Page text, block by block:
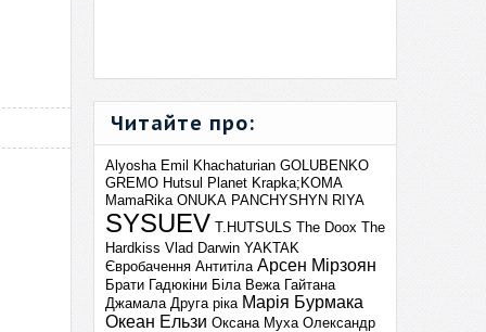
Читайте про:
Alyosha Emil Khachaturian GOLUBENKO
GREMO Hutsul Planet Krapka;KOMA
MamaRika ONUKA PANCHYSHYN RIYA
SYSUEV T.HUTSULS The Doox The
Hardkiss Vlad Darwin YAKTAK
Євробачення Антитіла Арсен Мірзоян
Брати Гадюкіни Біла Вежа Гайтана
Джамала Друга ріка Марія Бурмака
Океан Ельзи Оксана Муха Олександр